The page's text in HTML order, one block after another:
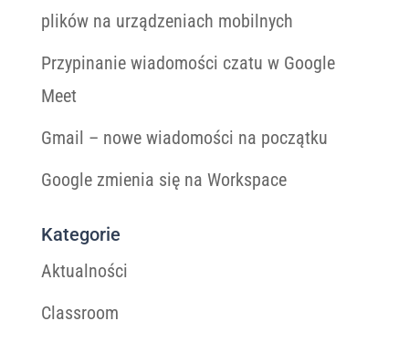
plików na urządzeniach mobilnych
Przypinanie wiadomości czatu w Google
Meet
Gmail – nowe wiadomości na początku
Google zmienia się na Workspace
Kategorie
Aktualności
Classroom